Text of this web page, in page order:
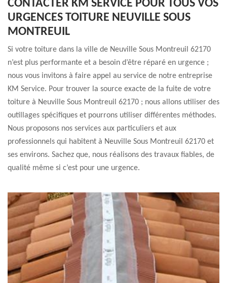
CONTACTER KM SERVICE POUR TOUS VOS
URGENCES TOITURE NEUVILLE SOUS
MONTREUIL
Si votre toiture dans la ville de Neuville Sous Montreuil 62170
n’est plus performante et a besoin d’être réparé en urgence ;
nous vous invitons à faire appel au service de notre entreprise
KM Service. Pour trouver la source exacte de la fuite de votre
toiture à Neuville Sous Montreuil 62170 ; nous allons utiliser des
outillages spécifiques et pourrons utiliser différentes méthodes.
Nous proposons nos services aux particuliers et aux
professionnels qui habitent à Neuville Sous Montreuil 62170 et
ses environs. Sachez que, nous réalisons des travaux fiables, de
qualité même si c’est pour une urgence.